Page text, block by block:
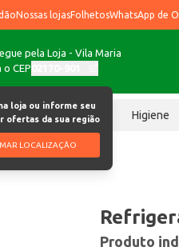
Nossas lojasFolhetosWhatsApp de
pela Loja - Vila Maria
o CEP
loja ou informe seu
ofertas da sua região
LOCALIZAÇÃO
Chocolates Higiene
Produto